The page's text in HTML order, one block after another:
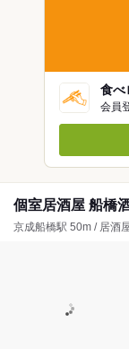
食べ
会員
個室居酒屋 船橋
京成船橋駅 50m / 居酒